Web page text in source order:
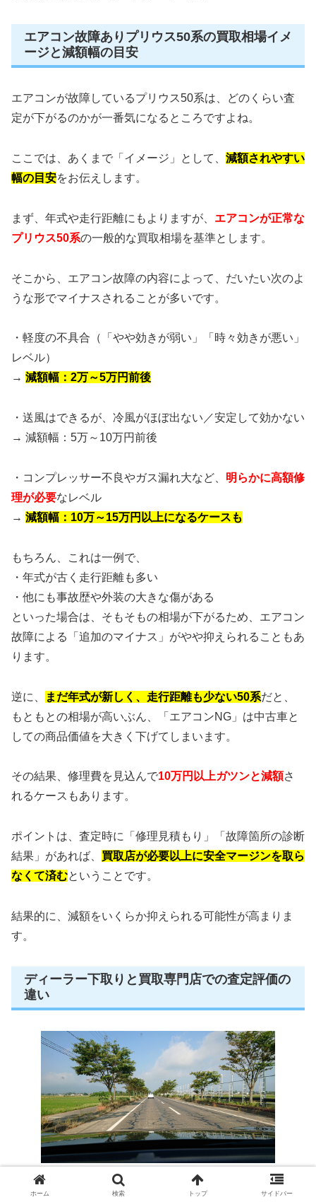
エアコン故障ありプリウス50系の買取相場イメ
ージと減額幅の目安
エアコンが故障しているプリウス50系は、どのくらい査
定が下がるのかが一番気になるところですよね。
ここでは、あくまで「イメージ」として、 減額されやすい
幅の目安をお伝えします。
まず、年式や走行距離にもよりますが、 エアコンが正常な
プリウス50系の一般的な買取相場を基準とします。
そこから、エアコン故障の内容によって、だいたい次のよ
うな形でマイナスされることが多いです。
・軽度の不具合（「やや効きが弱い」「時々効きが悪い」
レベル）
→ 減額幅：2万～5万円前後
・送風はできるが、冷風がほぼ出ない／安定して効かない
→ 減額幅：5万～10万円前後
・コンプレッサー不良やガス漏れ大など、 明らかに高額修
理が必要なレベル
→ 減額幅：10万～15万円以上になるケースも
もちろん、これは一例で、
・年式が古く走行距離も多い
・他にも事故歴や外装の大きな傷がある
といった場合は、そもそもの相場が下がるため、エアコン
故障による「追加のマイナス」がやや抑えられることもあ
ります。
逆に、 まだ年式が新しく、走行距離も少ない50系だと、
もともとの相場が高いぶん、「エアコンNG」は中古車と
しての商品価値を大きく下げてしまいます。
その結果、修理費を見込んで10万円以上ガツンと減額さ
れるケースもあります。
ポイントは、査定時に「修理見積もり」「故障箇所の診断
結果」があれば、 買取店が必要以上に安全マージンを取ら
なくて済むということです。
結果的に、減額をいくらか抑えられる可能性が高まりま
す。
ディーラー下取りと買取専門店での査定評価の
違い
エアコンが壊れたプリウス50系を手放すとき、 「ディー
ホーム 検索 トップ サイドバー